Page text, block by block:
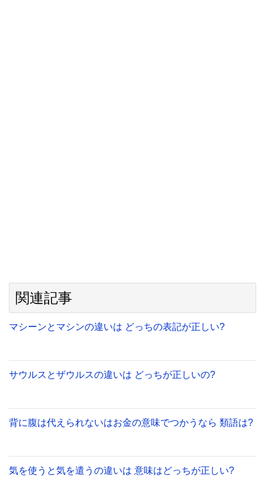
関連記事
マシーンとマシンの違いは どっちの表記が正しい?
サウルスとザウルスの違いは どっちが正しいの?
背に腹は代えられないはお金の意味でつかうなら 類語は?
気を使うと気を遣うの違いは 意味はどっちが正しい?